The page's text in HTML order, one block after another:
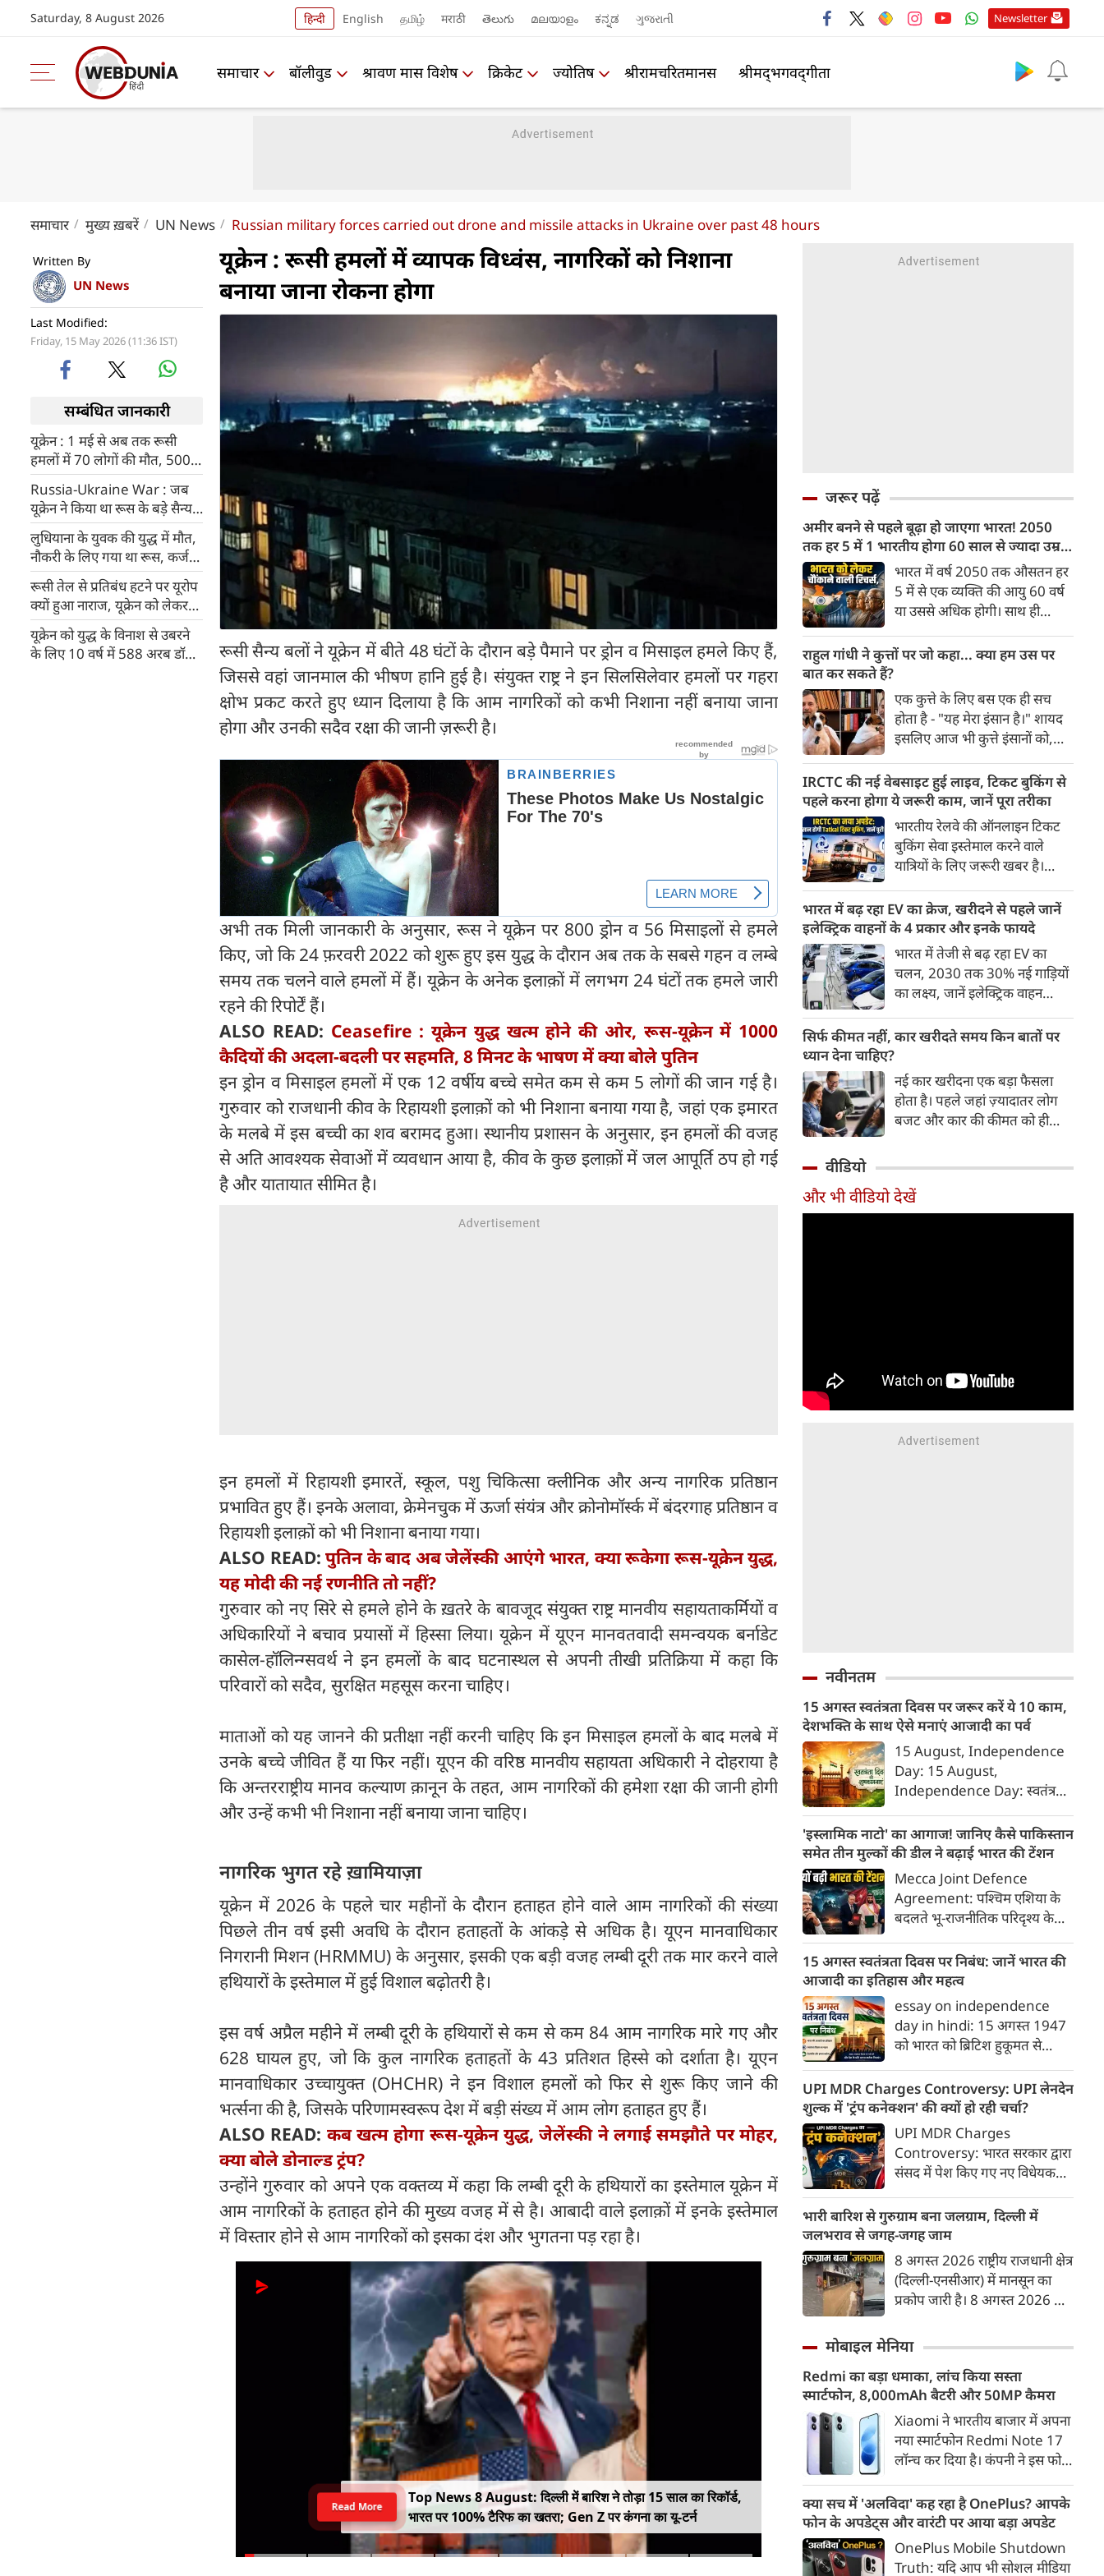
Saturday, 8 August 2026 हिन्दी English தமிழ் मराठी తెలుగు മലയാളം ಕನ್ನಡ ગુજરાતી Newsletter
समाचार बॉलीवुड श्रावण मास विशेष क्रिकेट ज्योतिष श्रीरामचरितमानस श्रीमद्‍भगवद्‍गीता
समाचार मुख्य ख़बरें UN News Russian military forces carried out drone and missile attacks in Ukraine over past 48 hours
Written By
UN News
Last Modified:
Friday, 15 May 2026 (11:36 IST)
सम्बंधित जानकारी
यूक्रेन : 1 मई से अब तक रूसी
हमलों में 70 लोगों की मौत, 500 से
ज्‍यादा घायल
Russia-Ukraine War : जब‍
यूक्रेन ने किया था रूस के बड़े सैन्य
हवाई अड्डे पर हमला, जानिए इस
सर्जिकल स्ट्राइक की विस्तृत रिपोर्ट
लुधियाना के युवक की युद्ध में मौत,
नौकरी के लिए गया था रूस, कर्ज
लेकर भेजा था विदेश
रूसी तेल से प्रतिबंध हटने पर यूरोप
क्‍यों हुआ नाराज, यूक्रेन को लेकर
जर्मन राजदूत ने दी यह चेतावनी
यूक्रेन को युद्ध के विनाश से उबरने
के लिए 10 वर्ष में 588 अरब डॉलर
यूक्रेन : रूसी हमलों में व्यापक विध्वंस, नागरिकों को निशाना
बनाया जाना रोकना होगा
रूसी सैन्य बलों ने यूक्रेन में बीते 48 घंटों के दौरान बड़े पैमाने पर ड्रोन व मिसाइल हमले किए हैं,
जिससे वहां जानमाल की भीषण हानि हुई है। संयुक्त राष्ट्र ने इन सिलसिलेवार हमलों पर गहरा
क्षोभ प्रकट करते हुए ध्यान दिलाया है कि आम नागरिकों को कभी निशाना नहीं बनाया जाना
होगा और उनकी सदैव रक्षा की जानी ज़रूरी है।
अभी तक मिली जानकारी के अनुसार, रूस ने यूक्रेन पर 800 ड्रोन व 56 मिसाइलों से हमले
किए, जो कि 24 फ़रवरी 2022 को शुरू हुए इस युद्ध के दौरान अब तक के सबसे गहन व लम्बे
समय तक चलने वाले हमलों में हैं। यूक्रेन के अनेक इलाक़ों में लगभग 24 घंटों तक हमले जारी
रहने की रिपोर्टें हैं।
ALSO READ: Ceasefire : यूक्रेन युद्ध खत्म होने की ओर, रूस-यूक्रेन में 1000
कैदियों की अदला-बदली पर सहमति, 8 मिनट के भाषण में क्या बोले पुतिन
इन ड्रोन व मिसाइल हमलों में एक 12 वर्षीय बच्चे समेत कम से कम 5 लोगों की जान गई है।
गुरुवार को राजधानी कीव के रिहायशी इलाक़ों को भी निशाना बनाया गया है, जहां एक इमारत
के मलबे में इस बच्ची का शव बरामद हुआ। स्थानीय प्रशासन के अनुसार, इन हमलों की वजह
से अति आवश्यक सेवाओं में व्यवधान आया है, कीव के कुछ इलाक़ों में जल आपूर्ति ठप हो गई
है और यातायात सीमित है।
इन हमलों में रिहायशी इमारतें, स्कूल, पशु चिकित्सा क्लीनिक और अन्य नागरिक प्रतिष्ठान
प्रभावित हुए हैं। इनके अलावा, क्रेमेनचुक में ऊर्जा संयंत्र और क्रोनोमॉर्स्क में बंदरगाह प्रतिष्ठान व
रिहायशी इलाक़ों को भी निशाना बनाया गया।
ALSO READ: पुतिन के बाद अब जेलेंस्की आएंगे भारत, क्‍या रूकेगा रूस-यूक्रेन युद्ध,
यह मोदी की नई रणनीति तो नहीं?
गुरुवार को नए सिरे से हमले होने के ख़तरे के बावजूद संयुक्त राष्ट्र मानवीय सहायताकर्मियों व
अधिकारियों ने बचाव प्रयासों में हिस्सा लिया। यूक्रेन में यूएन मानवतवादी समन्वयक बर्नाडेट
कासेल-हॉलिन्ग्सवर्थ ने इन हमलों के बाद घटनास्थल से अपनी तीखी प्रतिक्रिया में कहा कि
परिवारों को सदैव, सुरक्षित महसूस करना चाहिए।
माताओं को यह जानने की प्रतीक्षा नहीं करनी चाहिए कि इन मिसाइल हमलों के बाद मलबे में
उनके बच्चे जीवित हैं या फिर नहीं। यूएन की वरिष्ठ मानवीय सहायता अधिकारी ने दोहराया है
कि अन्तरराष्ट्रीय मानव कल्याण क़ानून के तहत, आम नागरिकों की हमेशा रक्षा की जानी होगी
और उन्हें कभी भी निशाना नहीं बनाया जाना चाहिए।
नागरिक भुगत रहे ख़ामियाज़ा
यूक्रेन में 2026 के पहले चार महीनों के दौरान हताहत होने वाले आम नागरिकों की संख्या
पिछले तीन वर्ष इसी अवधि के दौरान हताहतों के आंकड़े से अधिक है। यूएन मानवाधिकार
निगरानी मिशन (HRMMU) के अनुसार, इसकी एक बड़ी वजह लम्बी दूरी तक मार करने वाले
हथियारों के इस्तेमाल में हुई विशाल बढ़ोतरी है।
इस वर्ष अप्रैल महीने में लम्बी दूरी के हथियारों से कम से कम 84 आम नागरिक मारे गए और
628 घायल हुए, जो कि कुल नागरिक हताहतों के 43 प्रतिशत हिस्से को दर्शाता है। यूएन
मानवाधिकार उच्चायुक्त (OHCHR) ने इन विशाल हमलों को फिर से शुरू किए जाने की
भर्त्सना की है, जिसके परिणामस्वरूप देश में बड़ी संख्य में आम लोग हताहत हुए हैं।
ALSO READ: कब खत्म होगा रूस-यूक्रेन युद्ध, जेलेंस्की ने लगाई समझौते पर मोहर,
क्‍या बोले डोनाल्‍ड ट्रंप?
उन्होंने गुरुवार को अपने एक वक्तव्य में कहा कि लम्बी दूरी के हथियारों का इस्तेमाल यूक्रेन में
आम नागरिकों के हताहत होने की मुख्य वजह में से है। आबादी वाले इलाक़ों में इनके इस्तेमाल
में विस्तार होने से आम नागरिकों को इसका दंश और भुगतना पड़ रहा है।
Top News 8 August: दिल्ली में बारिश ने तोड़ा 15 साल का रिकॉर्ड,
भारत पर 100% टैरिफ का खतरा; Gen Z पर कंगना का यू-टर्न
Read More
जरूर पढ़ें
अमीर बनने से पहले बूढ़ा हो जाएगा भारत! 2050
तक हर 5 में 1 भारतीय होगा 60 साल से ज्यादा उम्र
का
भारत में वर्ष 2050 तक औसतन हर
5 में से एक व्यक्ति की आयु 60 वर्ष
या उससे अधिक होगी। साथ ही
भारत में रहेंगे। ‘ट्रांसफॉर्म रूरल
अनुसार भारत विकसित देशों के
विपरीत समृद्ध बनने से पहले ही वृद्ध
होती आबादी वाले देश की श्रेणी में
पहुंच रहा है।
राहुल गांधी ने कुत्तों पर जो कहा... क्या हम उस पर
बात कर सकते हैं?
एक कुत्ते के लिए बस एक ही सच
होता है - "यह मेरा इंसान है।" शायद
इसलिए आज भी कुत्ते इंसानों को,
भू-राजनीति से लेकर कृत्रिम
बुद्धिमत्ता, जलवायु परिवर्तन से लेकर
क्रिकेट तक हर विषय पर बहस कर
सकते हैं, तो उस जीव पर भी एक
गंभीर चर्चा बनती है जिसने किसी भी
सभ्यता से पहले इंसान का साथ चुना
था। दुर्भाग्य यह है कि आज कुत्तों के
बारे में हमारी राय पशु-चिकित्सकों,
व्यवहार वैज्ञानिकों या विशेषज्ञों से
कम... और व्हाट्सऐप यूनिवर्सिटी से
ज़्यादा बनती है।
IRCTC की नई वेबसाइट हुई लाइव, टिकट बुकिंग से
पहले करना होगा ये जरूरी काम, जानें पूरा तरीका
भारतीय रेलवे की ऑनलाइन टिकट
बुकिंग सेवा इस्तेमाल करने वाले
यात्रियों के लिए जरूरी खबर है।
वेबसाइट का बीटा वर्जन लॉन्च कर
दिया है। करीब 24 साल पुराने
इंटरफेस के बाद वेबसाइट को नए
डिजाइन और कई नए फीचर्स के साथ
अपडेट किया गया है।
भारत में बढ़ रहा EV का क्रेज, खरीदने से पहले जानें
इलेक्ट्रिक वाहनों के 4 प्रकार और इनके फायदे
भारत में तेजी से बढ़ रहा EV का
चलन, 2030 तक 30% नई गाड़ियों
का लक्ष्य, जानें इलेक्ट्रिक वाहन
200 अरब रुपए का मौका
सिर्फ कीमत नहीं, कार खरीदते समय किन बातों पर
ध्यान देना चाहिए?
नई कार खरीदना एक बड़ा फैसला
होता है। पहले जहां ज़्यादातर लोग
बजट और कार की कीमत को ही
खरीदते समय किन बातों पर ध्यान
देना चाहिए।
वीडियो
और भी वीडियो देखें
नवीनतम
15 अगस्त स्वतंत्रता दिवस पर जरूर करें ये 10 काम,
देशभक्ति के साथ ऐसे मनाएं आजादी का पर्व
15 August, Independence
Day: 15 August,
Independence Day: स्वतंत्रता
अवकाश नहीं, बल्कि उन शहीदों को
याद करने और उनके बलिदान का
सम्मान करने का दिन है, जिन्होंने हमें
यह आजादी दी। इस दिन को सार्थक
बनाने के लिए हमें कुछ खास कार्य
जरूर करने चाहिए, जिससे हमारे
अंदर राष्ट्रभक्ति की भावना और भी
गहरी हो सके।
'इस्लामिक नाटो' का आगाज! जानिए कैसे पाकिस्तान
समेत तीन मुल्कों की डील ने बढ़ाई भारत की टेंशन
Mecca Joint Defence
Agreement: पश्चिम एशिया के
बदलते भू-राजनीतिक परिदृश्य के
अरब ने एक ऐतिहासिक और
रणनीतिक 'मक्का संयुक्त रक्षा
समझौते' (Mecca Joint
Defence Agreement) पर
हस्ताक्षर किए हैं।
15 अगस्त स्वतंत्रता दिवस पर निबंध: जानें भारत की
आजादी का इतिहास और महत्व
essay on independence
day in hindi: 15 अगस्त 1947
को भारत को ब्रिटिश हुकूमत से
दिन जहाँ स्वतंत्रता का उल्लास लेकर
आया, वहीं देशवासियों को विभाजन
के गहरे जख्म और दर्द का भी सामना
करना पड़ा। इस दर्द के बावजूद,
भारतीयों ने अपने अतीत को भुलाकर
एक नए भारत के निर्माण का संकल्प
लिया और वैश्विक पटल पर देश की
एक मजबूत पहचान गढ़ी। आइए,
स्वतंत्रता दिवस (15 अगस्त) पर एक
प्रेरणादायक निबंध पढ़ते हैं।
UPI MDR Charges Controversy: UPI लेनदेन
शुल्क में 'ट्रंप कनेक्शन' की क्यों हो रही चर्चा?
UPI MDR Charges
Controversy: भारत सरकार द्वारा
संसद में पेश किए गए नए विधेयक—
2026—के जरिए बैंकों और भुगतान
प्रणाली प्रदाताओं को यूपीआई (UPI)
और रूपे (RuPay) डेबिट कार्ड
भुगतानों पर मर्चेंट डिस्काउंट रेट
(MDR) यानी लेनदेन शुल्क लगाने
की अनुमति देने के प्रावधानों ने देश में
भारी बारिश से गुरुग्राम बना जलग्राम, दिल्ली में
जलभराव से जगह-जगह जाम
8 अगस्त 2026 राष्ट्रीय राजधानी क्षेत्र
(दिल्ली-एनसीआर) में मानसून का
प्रकोप जारी है। 8 अगस्त 2026 को
दिल्ली और गुरुग्राम की रफ्तार पर
गुरुग्राम की सड़कें नदियों में तब्दील हो
गईं, जिससे शहर में 'जलग्राम' जैसे
हालात बन गए हैं।
मोबाइल मेनिया
Redmi का बड़ा धमाका, लांच किया सस्ता
स्मार्टफोन, 8,000mAh बैटरी और 50MP कैमरा
Xiaomi ने भारतीय बाजार में अपना
नया स्मार्टफोन Redmi Note 17
लॉन्च कर दिया है। कंपनी ने इस फोन
डिस्प्ले, 8,000mAh की बड़ी बैटरी
और Qualcomm Snapdragon
चिपसेट के साथ पेश किया है। फोन में
50MP का मेन कैमरा दिया गया है।
क्या सच में 'अलविदा' कह रहा है OnePlus? आपके
फोन के अपडेट्स और वारंटी पर आया बड़ा अपडेट
OnePlus Mobile Shutdown
Truth: यदि आप भी सोशल मीडिया